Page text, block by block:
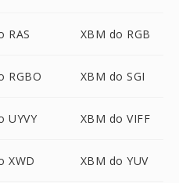
RAS XBM do RGB
RGBO XBM do SGI
UYVY XBM do VIFF
XWD XBM do YUV